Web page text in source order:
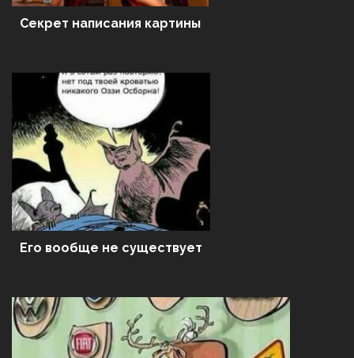
Секрет написания картины
Его вообще не существует